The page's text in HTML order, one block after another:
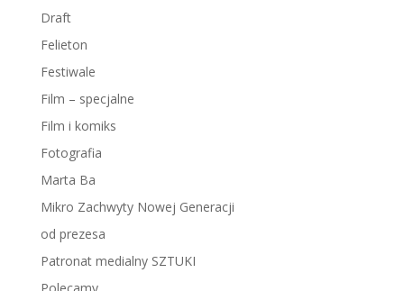
Draft
Felieton
Festiwale
Film – specjalne
Film i komiks
Fotografia
Marta Ba
Mikro Zachwyty Nowej Generacji
od prezesa
Patronat medialny SZTUKI
Polecamy